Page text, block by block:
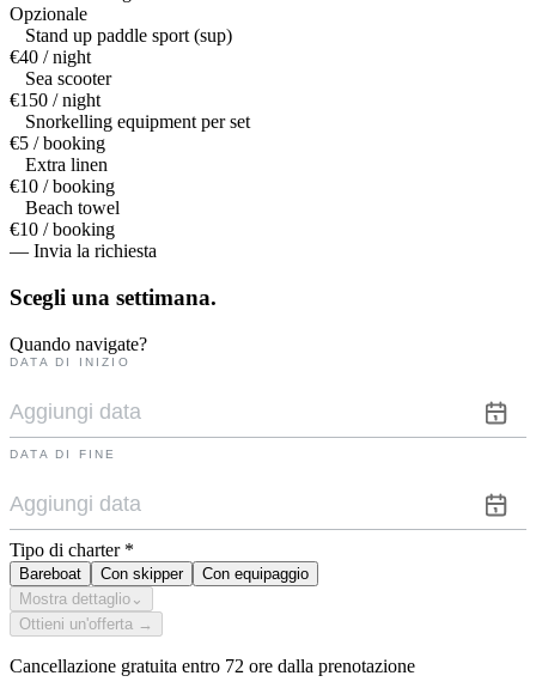
Opzionale
Stand up paddle sport (sup)
€40 / night
Sea scooter
€150 / night
Snorkelling equipment per set
€5 / booking
Extra linen
€10 / booking
Beach towel
€10 / booking
— Invia la richiesta
Scegli una settimana.
Quando navigate?
DATA DI INIZIO
DATA DI FINE
Tipo di charter *
Bareboat Con skipper
Con equipaggio
Mostra dettaglio ⌄
Ottieni un'offerta →
Cancellazione gratuita entro 72 ore dalla prenotazione